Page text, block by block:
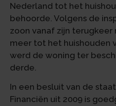
Nederland tot het
behoorde. Volgens de
zoon vanaf zijn terugkeer
meer tot het huishouden
werd de woning ter
derde.
In een besluit van de
Financiën uit 2009 is